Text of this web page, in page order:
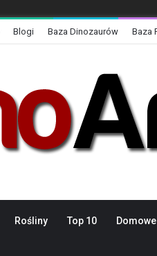
Blogi Baza Dinozaurów Baza
Rośliny Top 10 Domowe